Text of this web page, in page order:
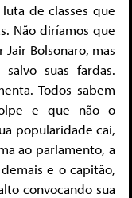
de classes que
Não diríamos que
Bolsonaro, mas
suas fardas.
Todos sabem
e que não o
popularidade cai,
ao parlamento, a
e o capitão,
convocando sua